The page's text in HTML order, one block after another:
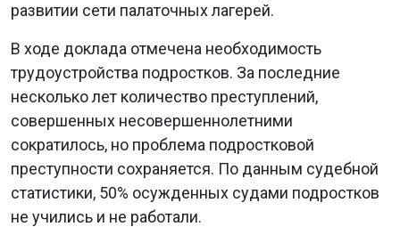
развитии сети палаточных лагерей.
В ходе доклада отмечена необходимость
трудоустройства подростков. За последние
несколько лет количество преступлений,
совершенных несовершеннолетними
сократилось, но проблема подростковой
преступности сохраняется. По данным судебной
статистики, 50% осужденных судами подростков
не учились и не работали.